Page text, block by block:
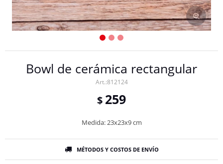
Bowl de cerámica rectangular
812124
$ 259
Medida: 23x23x9 cm
MÉTODOS Y COSTOS DE ENVÍO